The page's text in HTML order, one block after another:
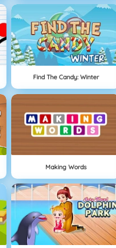
Find The Candy: Winter
Making Words